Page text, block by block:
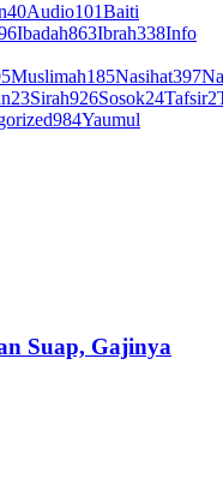
40Audio101Baiti
Ibadah863Ibrah338Info
Muslimah185Nasihat397
23Sirah926Sosok24Tafsir2
984Yaumul
Suap, Gajinya